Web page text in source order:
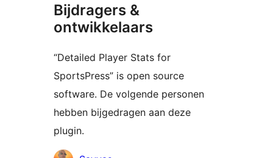
Bijdragers &
ontwikkelaars
“Detailed Player Stats for
SportsPress” is open source
software. De volgende personen
hebben bijgedragen aan deze
plugin.